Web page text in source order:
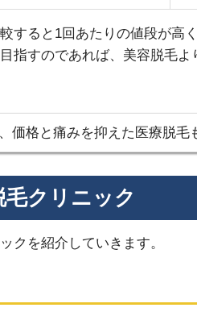
すると1回あたりの値段が高
指すのであれば、美容脱毛よ
価格と痛みを抑えた医療脱毛
クリニック
クを紹介していきます。